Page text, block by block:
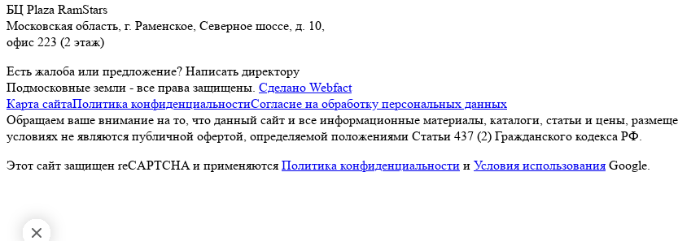
БЦ Plaza RamStars
Московская область, г. Раменское, Северное шоссе, д. 10,
офис 223 (2 этаж)
Есть жалоба или предложение? Написать директору
Подмосковные земли - все права защищены. Сделано Webfact
Карта сайтаПолитика конфиденциальностиСогласие на обработку персональных данных
Обращаем ваше внимание на то, что данный сайт и все информационные материалы, каталоги, статьи и цены,
условиях не являются публичной офертой, определяемой положениями Статьи 437 (2) Гражданского кодекса РФ.
Этот сайт защищен reCAPTCHA и применяются Политика конфиденциальности и Условия использования Google.